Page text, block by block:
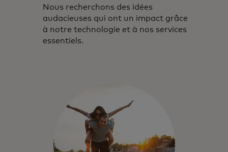
Nous recherchons des idées
audacieuses qui ont un impact grâce
à notre technologie et à nos services
essentiels.